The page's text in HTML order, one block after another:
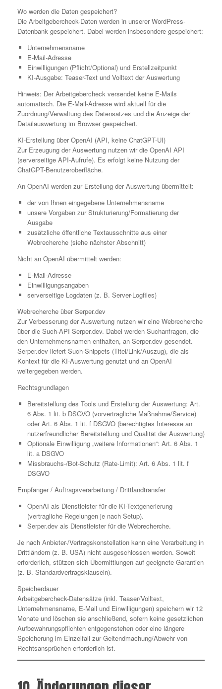
Wo werden die Daten gespeichert?
Die Arbeitgebercheck-Daten werden in unserer WordPress-
Datenbank gespeichert. Dabei werden insbesondere gespeichert:
Unternehmensname
E-Mail-Adresse
Einwilligungen (Pflicht/Optional) und Erstellzeitpunkt
KI-Ausgabe: Teaser-Text und Volltext der Auswertung
Hinweis: Der Arbeitgebercheck versendet keine E-Mails
automatisch. Die E-Mail-Adresse wird aktuell für die
Zuordnung/Verwaltung des Datensatzes und die Anzeige der
Detailauswertung im Browser gespeichert.
KI-Erstellung über OpenAI (API, keine ChatGPT-UI)
Zur Erzeugung der Auswertung nutzen wir die OpenAI API
(serverseitige API-Aufrufe). Es erfolgt keine Nutzung der
ChatGPT-Benutzeroberfläche.
An OpenAI werden zur Erstellung der Auswertung übermittelt:
der von Ihnen eingegebene Unternehmensname
unsere Vorgaben zur Strukturierung/Formatierung der
Ausgabe
zusätzliche öffentliche Textausschnitte aus einer
Webrecherche (siehe nächster Abschnitt)
Nicht an OpenAI übermittelt werden:
E-Mail-Adresse
Einwilligungsangaben
serverseitige Logdaten (z. B. Server-Logfiles)
Webrecherche über Serper.dev
Zur Verbesserung der Auswertung nutzen wir eine Webrecherche
über die Such-API Serper.dev. Dabei werden Suchanfragen, die
den Unternehmensnamen enthalten, an Serper.dev gesendet.
Serper.dev liefert Such-Snippets (Titel/Link/Auszug), die als
Kontext für die KI-Auswertung genutzt und an OpenAI
weitergegeben werden.
Rechtsgrundlagen
Bereitstellung des Tools und Erstellung der Auswertung: Art.
6 Abs. 1 lit. b DSGVO (vorvertragliche Maßnahme/Service)
oder Art. 6 Abs. 1 lit. f DSGVO (berechtigtes Interesse an
nutzerfreundlicher Bereitstellung und Qualität der Auswertung)
Optionale Einwilligung „weitere Informationen“: Art. 6 Abs. 1
lit. a DSGVO
Missbrauchs-/Bot-Schutz (Rate-Limit): Art. 6 Abs. 1 lit. f
DSGVO
Empfänger / Auftragsverarbeitung / Drittlandtransfer
OpenAI als Dienstleister für die KI-Textgenerierung
(vertragliche Regelungen je nach Setup).
Serper.dev als Dienstleister für die Webrecherche.
Je nach Anbieter-/Vertragskonstellation kann eine Verarbeitung in
Drittländern (z. B. USA) nicht ausgeschlossen werden. Soweit
erforderlich, stützen sich Übermittlungen auf geeignete Garantien
(z. B. Standardvertragsklauseln).
Speicherdauer
Arbeitgebercheck-Datensätze (inkl. Teaser/Volltext,
Unternehmensname, E-Mail und Einwilligungen) speichern wir 12
Monate und löschen sie anschließend, sofern keine gesetzlichen
Aufbewahrungspflichten entgegenstehen oder eine längere
Speicherung im Einzelfall zur Geltendmachung/Abwehr von
Rechtsansprüchen erforderlich ist.